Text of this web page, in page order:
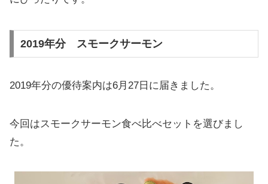
2019年分 スモークサーモン
2019年分の優待案内は6月27日に届きました。
今回はスモークサーモン食べ比べセットを選びまし
た。